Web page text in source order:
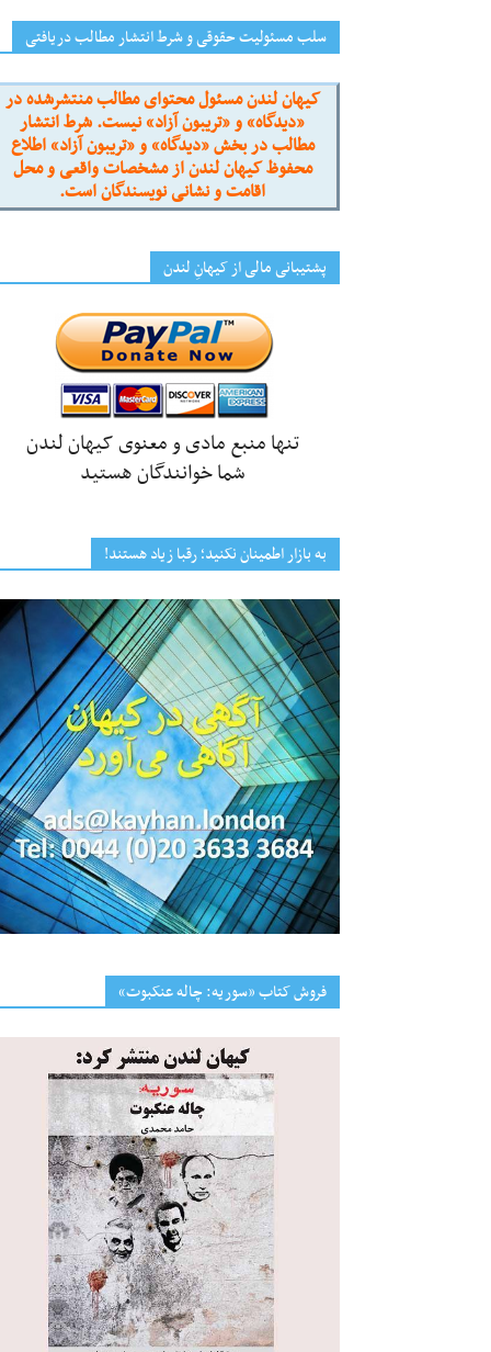
سلب مسئولیت حقوقی و شرط انتشار مطالب دریافتی
کیهان لندن مسئول محتوای مطالب منتشرشده در
«دیدگاه» و «تریبون آزاد» نیست. شرط انتشار
مطالب در بخش «دیدگاه» و «تریبون آزاد» اطلاع
محفوظ کیهان لندن از مشخصات واقعی و محل
اقامت و نشانی نویسندگان است.
پشتیبانی مالی از کیهانِ لندن
تنها منبع مادی و معنوی کیهان لندن
شما خوانندگان هستید
به بازار اطمینان نکنید؛ رقبا زیاد هستند!
فروش کتاب «سوریه: چاله عنکبوت»